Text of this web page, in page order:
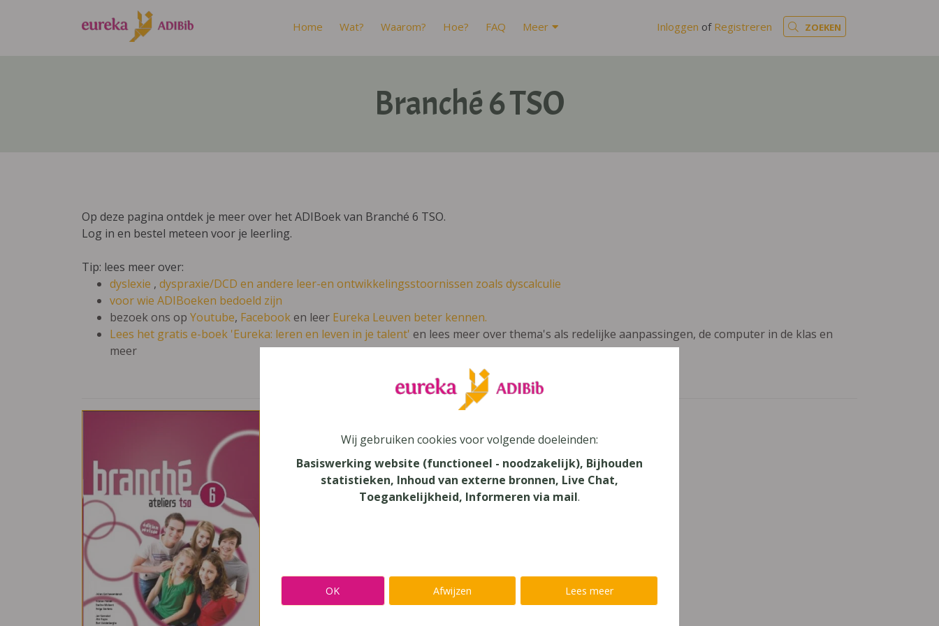
Home Wat? Waarom? Hoe? FAQ Meer Inloggen of Registreren ZOEKEN
Branché 6 TSO
Op deze pagina ontdek je meer over het ADIBoek van Branché 6 TSO.
Log in en bestel meteen voor je leerling.
Tip: lees meer over:
dyslexie , dyspraxie/DCD en andere leer-en ontwikkelingsstoornissen zoals dyscalculie
voor wie ADIBoeken bedoeld zijn
bezoek ons op Youtube, Facebooken leer Eureka Leuven beter kennen.
Lees het gratis e-boek 'Eureka: leren en leven in je talent' en lees meer over thema's als redelijke aanpassingen, de computer in de klas en
meer
Frans
Secundair Onderwijs - TSO
Uitgeverij
Wij gebruiken cookies voor volgende doeleinden:
Basiswerking website (functioneel - noodzakelijk), Bijhouden
statistieken, Inhoud van externe bronnen, Live Chat,
Toegankelijkheid, Informeren via mail.
OK Afwijzen Lees meer